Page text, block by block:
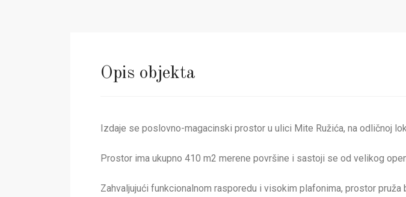
Opis objekta
Izdaje se poslovno-magacinski prostor u ulici Mite Ružića, na odličnoj
Prostor ima ukupno 410 m2 merene površine i sastoji se od velikog
Zahvaljujući funkcionalnom rasporedu i visokim plafonima, prostor